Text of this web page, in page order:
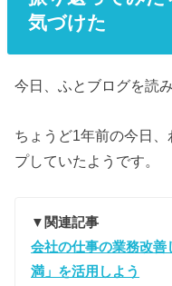
気づけた
今日、ふとブログを読
ちょうど1年前の今日
プしていたようです。
▼関連記事
会社の仕事の業務改
満」を活用しよう